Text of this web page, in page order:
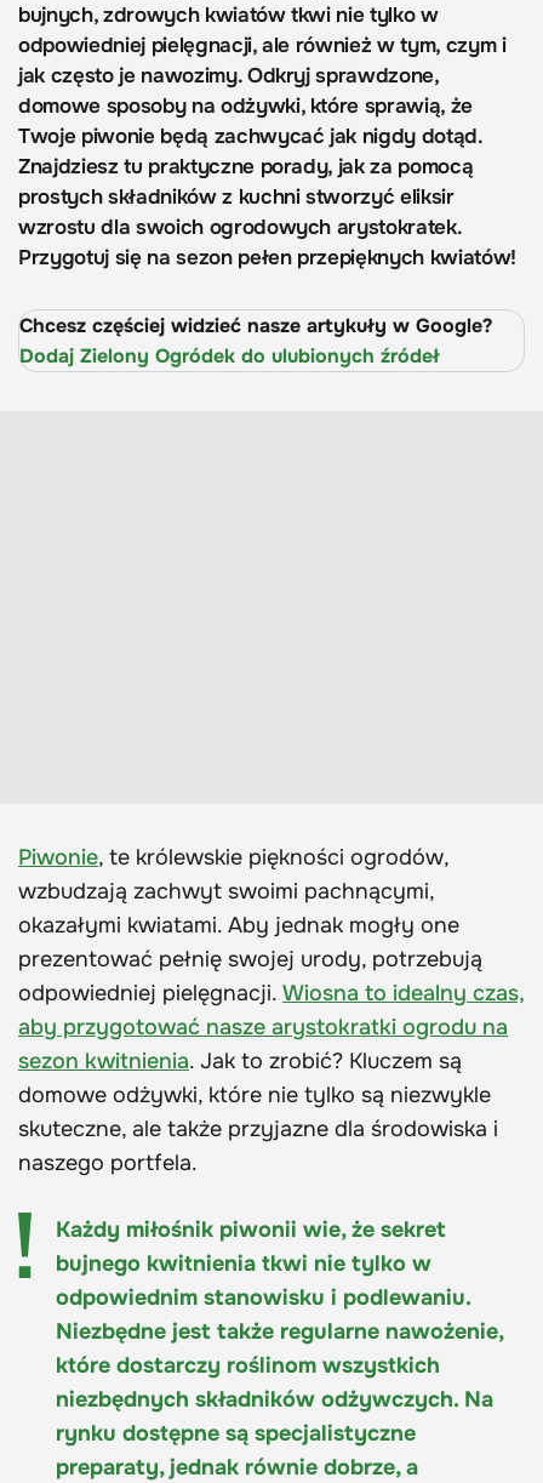
bujnych, zdrowych kwiatów tkwi nie tylko w
odpowiedniej pielęgnacji, ale również w tym, czym i
jak często je nawozimy. Odkryj sprawdzone,
domowe sposoby na odżywki, które sprawią, że
Twoje piwonie będą zachwycać jak nigdy dotąd.
Znajdziesz tu praktyczne porady, jak za pomocą
prostych składników z kuchni stworzyć eliksir
wzrostu dla swoich ogrodowych arystokratek.
Przygotuj się na sezon pełen przepięknych kwiatów!
Chcesz częściej widzieć nasze artykuły w Google?
Dodaj Zielony Ogródek do ulubionych źródeł
Piwonie, te królewskie piękności ogrodów,
wzbudzają zachwyt swoimi pachnącymi,
okazałymi kwiatami. Aby jednak mogły one
prezentować pełnię swojej urody, potrzebują
odpowiedniej pielęgnacji. Wiosna to idealny czas,
aby przygotować nasze arystokratki ogrodu na
sezon kwitnienia. Jak to zrobić? Kluczem są
domowe odżywki, które nie tylko są niezwykle
skuteczne, ale także przyjazne dla środowiska i
naszego portfela.
Każdy miłośnik piwonii wie, że sekret
bujnego kwitnienia tkwi nie tylko w
odpowiednim stanowisku i podlewaniu.
Niezbędne jest także regularne nawożenie,
które dostarczy roślinom wszystkich
niezbędnych składników odżywczych. Na
rynku dostępne są specjalistyczne
preparaty, jednak równie dobrze, a